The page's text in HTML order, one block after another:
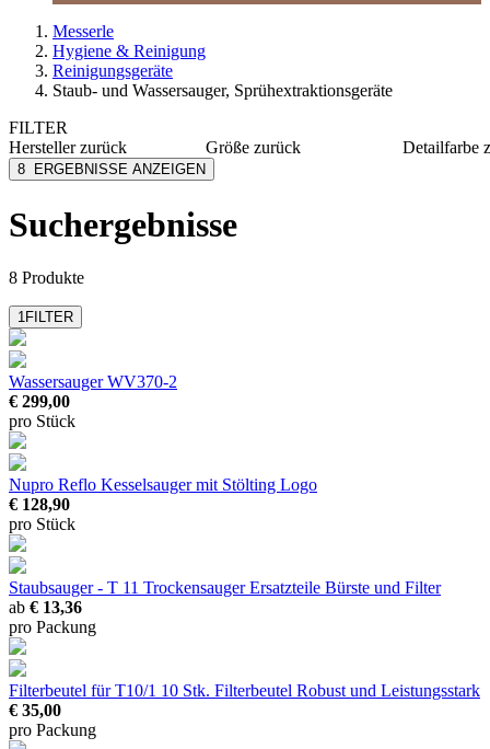
Messerle
Hygiene & Reinigung
Reinigungsgeräte
Staub- und Wassersauger, Sprühextraktionsgeräte
FILTER
Herstellerzurück
Kärcher
Numatic
Severin
mehr anzeigen
Größe zurück
Detailfarbe
8 ERGEBNISSE ANZEIGEN
Suchergebnisse
8 Produkte
1FILTER
Wassersauger WV370-2
€ 299,00
pro Stück
Nupro Reflo Kesselsaugermit Stölting Logo
€ 128,90
pro Stück
Staubsauger - T 11 Trockensauger Ersatzteile Bürste und Filter
ab € 13,36
pro Packung
Filterbeutel für T10/1 10 Stk. Filterbeutel Robust und Leistungsstark
€ 35,00
pro Packung